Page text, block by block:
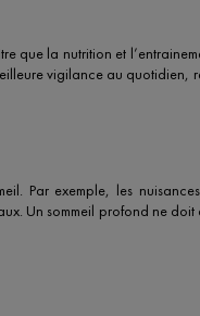
que la nutrition et
vigilance au quotidien,
Par exemple, les
Un sommeil profond ne